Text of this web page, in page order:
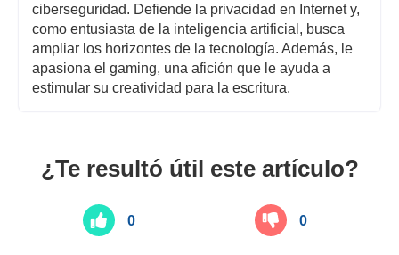
ciberseguridad. Defiende la privacidad en Internet y,
como entusiasta de la inteligencia artificial, busca
ampliar los horizontes de la tecnología. Además, le
apasiona el gaming, una afición que le ayuda a
estimular su creatividad para la escritura.
¿Te resultó útil este artículo?
0 0